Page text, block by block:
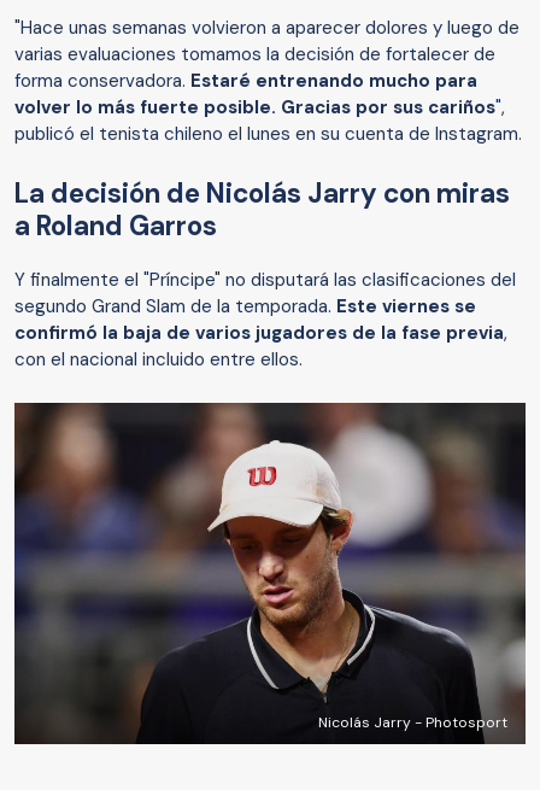
"Hace unas semanas volvieron a aparecer dolores y luego de
varias evaluaciones tomamos la decisión de fortalecer de
forma conservadora. Estaré entrenando mucho para
volver lo más fuerte posible. Gracias por sus cariños",
publicó el tenista chileno el lunes en su cuenta de Instagram.
La decisión de Nicolás Jarry con miras
a Roland Garros
Y finalmente el "Príncipe" no disputará las clasificaciones del
segundo Grand Slam de la temporada. Este viernes se
confirmó la baja de varios jugadores de la fase previa,
con el nacional incluido entre ellos.
Nicolás Jarry - Photosport